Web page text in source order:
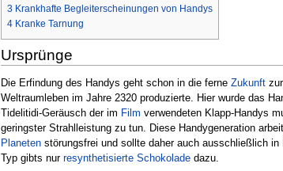
3 Krankhafte Begleiterscheinungen von Handys
4 Kranke Tarnung
Ursprünge
Die Erfindung des Handys geht schon in die ferne Zukunft
Weltraumleben im Jahre 2320 produzierte. Hier wurde das
Tidelitidi-Geräusch der im Film verwendeten Klapp-Handys
geringster Strahlleistung zu tun. Diese Handygeneration
Planeten störungsfrei und sollte daher auch ausschließlich
Typ gibts nur resynthetisierte Schokolade dazu.